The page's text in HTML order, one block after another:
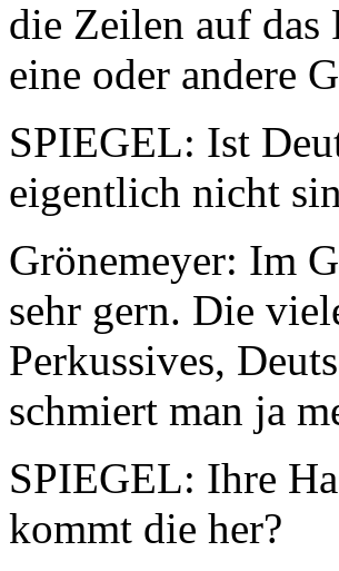
die Zeilen auf das
eine oder andere
SPIEGEL: Ist
eigentlich nicht
Grönemeyer: Im
sehr gern. Die
Perkussives,
schmiert man ja
SPIEGEL: Ihre
kommt die her?